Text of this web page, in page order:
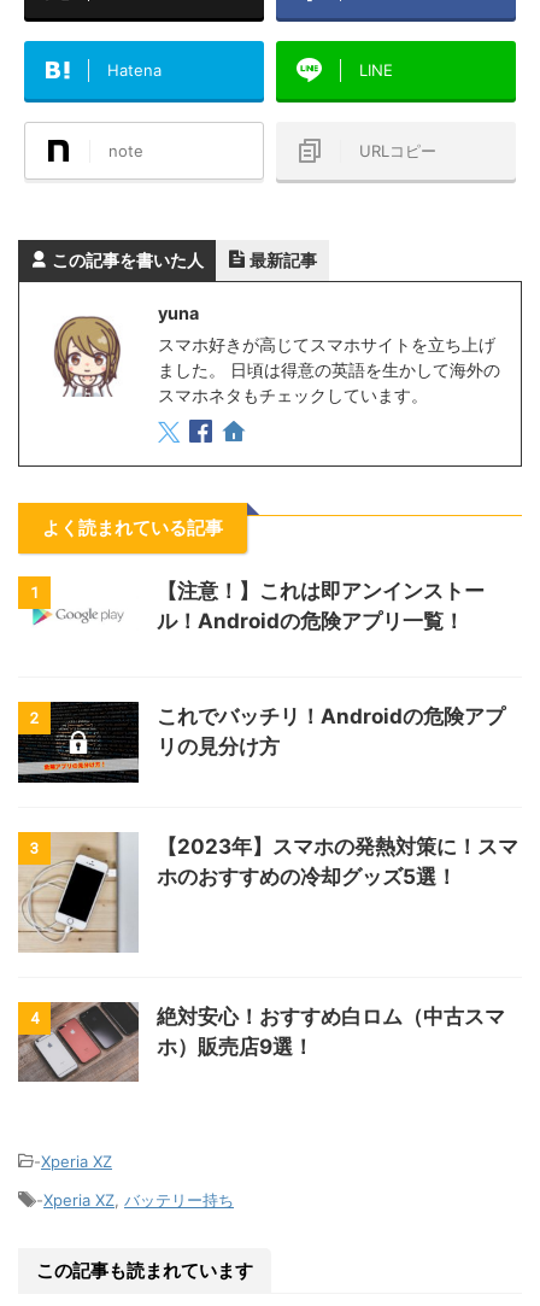
Hatena LINE
note URLコピー
この記事を書いた人 最新記事
yuna
スマホ好きが高じてスマホサイトを立ち上げ
ました。 日頃は得意の英語を生かして海外の
スマホネタもチェックしています。
よく読まれている記事
1
【注意！】これは即アンインストー
ル！Androidの危険アプリ一覧！
2
これでバッチリ！Androidの危険アプ
リの見分け方
3
【2023年】スマホの発熱対策に！スマ
ホのおすすめの冷却グッズ5選！
4
絶対安心！おすすめ白ロム（中古スマ
ホ）販売店9選！
-Xperia XZ
-Xperia XZ, バッテリー持ち
この記事も読まれています